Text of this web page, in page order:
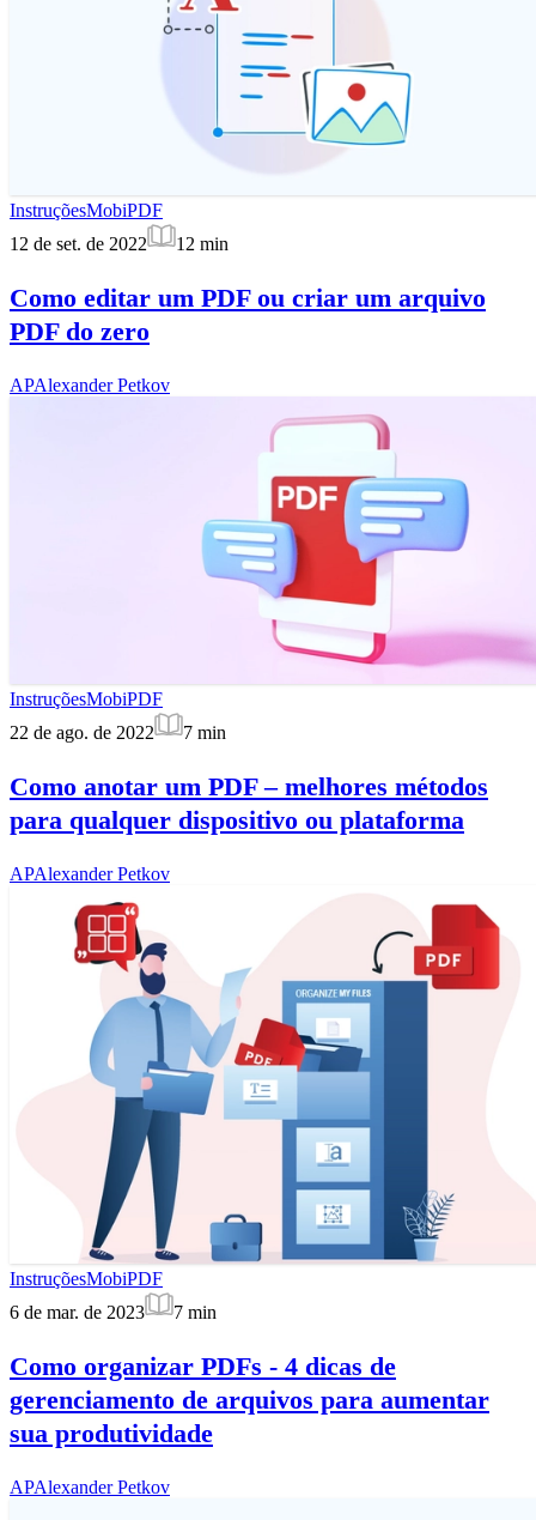
InstruçõesMobiPDF
12 de set. de 2022
12 min
Como editar um PDF ou criar um arquivo
PDF do zero
APAlexander Petkov
InstruçõesMobiPDF
22 de ago. de 2022
7 min
Como anotar um PDF – melhores métodos
para qualquer dispositivo ou plataforma
APAlexander Petkov
InstruçõesMobiPDF
6 de mar. de 2023
7 min
Como organizar PDFs - 4 dicas de
gerenciamento de arquivos para aumentar
sua produtividade
APAlexander Petkov